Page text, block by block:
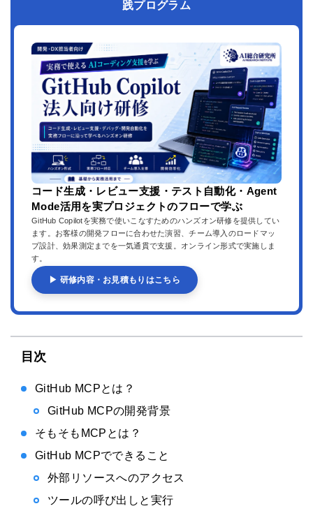
践プログラム
コード生成・レビュー支援・テスト自動化・Agent
Mode活用を実プロジェクトのフローで学ぶ
GitHub Copilotを実務で使いこなすためのハンズオン研修を提供してい
ます。お客様の開発フローに合わせた演習、チーム導入のロードマッ
プ設計、効果測定までを一気通貫で支援。オンライン形式で実施しま
す。
▶ 研修内容・お見積もりはこちら
目次
GitHub MCPとは？
GitHub MCPの開発背景
そもそもMCPとは？
GitHub MCPでできること
外部リソースへのアクセス
ツールの呼び出しと実行